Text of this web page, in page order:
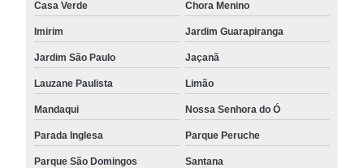
Casa Verde Chora Menino
Imirim Jardim Guarapiranga
Jardim São Paulo Jaçanã
Lauzane Paulista Limão
Mandaqui Nossa Senhora do Ó
Parada Inglesa Parque Peruche
Parque São Domingos Santana